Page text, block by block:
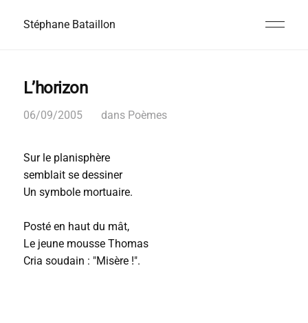
Stéphane Bataillon
L’horizon
06/09/2005 dans Poèmes
Sur le planisphère
semblait se dessiner
Un symbole mortuaire.
Posté en haut du mât,
Le jeune mousse Thomas
Cria soudain : "Misère !".